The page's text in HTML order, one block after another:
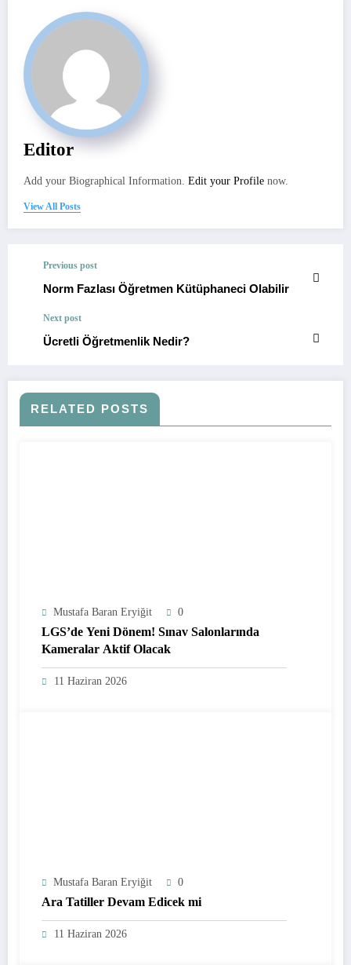
Editor
Add your Biographical Information. Edit your Profile now.
View All Posts
Previous post
Norm Fazlası Öğretmen Kütüphaneci Olabilir
Next post
Ücretli Öğretmenlik Nedir?
RELATED POSTS
Mustafa Baran Eryiğit 0
LGS’de Yeni Dönem! Sınav Salonlarında
Kameralar Aktif Olacak
11 Haziran 2026
Mustafa Baran Eryiğit 0
Ara Tatiller Devam Edicek mi
11 Haziran 2026